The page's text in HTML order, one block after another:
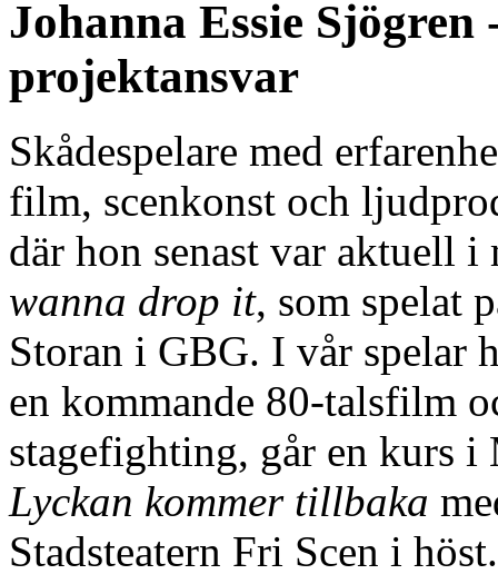
Johanna Essie Sjögren
projektansvar
Skådespelare med
film, scenkonst och
där hon senast var aktuell
wanna drop it, som spelat
Storan i GBG. I vår spelar
en kommande 80-talsfilm
stagefighting, går en kurs i
Lyckan kommer tillbaka
Stadsteatern Fri Scen i höst.